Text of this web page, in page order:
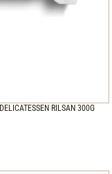
RILSAN 300G